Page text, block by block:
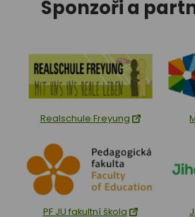
Sponzoři a
Realschule Freyung
PF JU fakultní škola